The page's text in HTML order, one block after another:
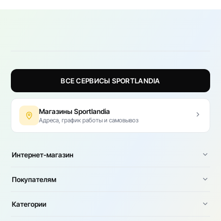
ВСЕ СЕРВИСЫ SPORTLANDIA
Магазины Sportlandia
Адреса, график работы и самовывоз
Интернет-магазин
Покупателям
Категории